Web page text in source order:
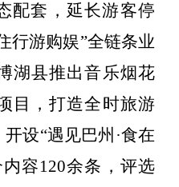
配套，延长游客停
行游购娱”全链条业
湖县推出音乐烟花
目，打造全时旅游
设“遇见巴州·食在
容120余条，评选